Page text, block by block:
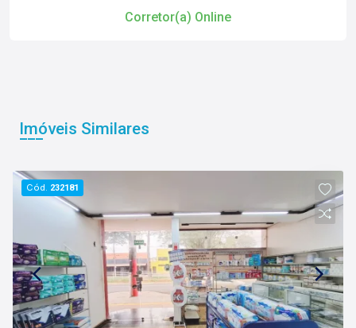
Corretor(a) Online
Imóveis Similares
Cód. 232181